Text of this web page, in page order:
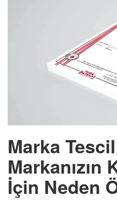
Marka
Markanızın
İçin Neden